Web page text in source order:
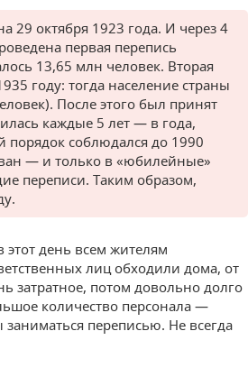
29 октября 1923 года. И через 4
первая перепись
13,65 млн человек. Вторая
году: тогда население страны
После этого был принят
каждые 5 лет — в года,
порядок соблюдался до 1990
— и только в «юбилейные»
переписи. Таким образом,
день всем жителям
лиц обходили дома, от
затратное, потом довольно долго
количество персонала —
переписью. Не всегда